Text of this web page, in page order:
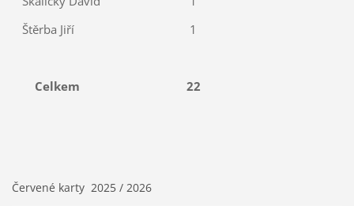
Štěrba Jiří
1
Celkem 22
Červené karty 2025 / 2026